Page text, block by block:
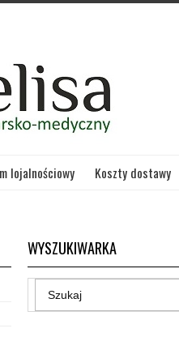
lojalnościowy Koszty dostawy
WYSZUKIWARKA